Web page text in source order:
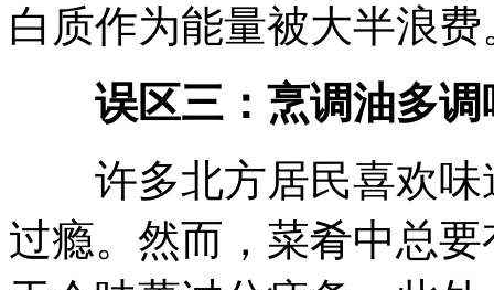
白质作为能量被大半浪费
误区三：烹调油多调
许多北方居民喜欢味
过瘾。然而，菜肴中总